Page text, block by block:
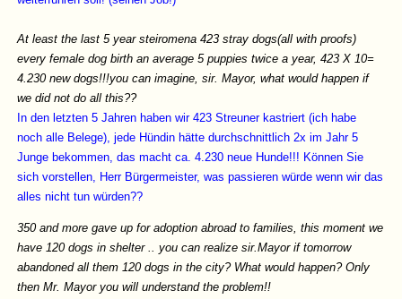
At least the last 5 year steiromena 423 stray dogs(all with proofs)
every female dog birth an average 5 puppies twice a year, 423 Χ 10=
4.230 new dogs!!!you can imagine, sir. Mayor, what would happen if
we did not do all this??
In den letzten 5 Jahren haben wir 423 Streuner kastriert (ich habe
noch alle Belege), jede Hündin hätte durchschnittlich 2x im Jahr 5
Junge bekommen, das macht ca. 4.230 neue Hunde!!! Können Sie
sich vorstellen, Herr Bürgermeister, was passieren würde wenn wir das
alles nicht tun würden??
350 and more gave up for adoption abroad to families, this moment we
have 120 dogs in shelter .. you can realize sir.Mayor if tomorrow
abandoned all them 120 dogs in the city? What would happen? Only
then Mr. Mayor you will understand the problem!!